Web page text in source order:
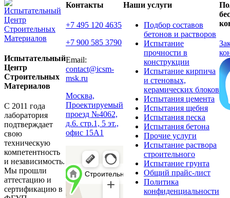
Испытательный
Центр
Строительных
Материалов
С 2011 года
лаборатория
подтверждает
свою
техническую
компетентность
и независимость.
Мы прошли
аттестацию и
сертификацию в
Контакты
+7 495 120 4635
+7 900 585 3790
Email:
contact@icsm-
msk.ru
Москва,
Проектируемый
проезд №4062,
д.6. стр.1, 5 эт.,
офис 15А1
Наши услуги
Подбор составов
бетонов и растворов
Испытание
прочности в
конструкции
Испытание кирпича
и стеновых,
керамических блоков
Испытания цемента
Испытания щебня
Испытания песка
Испытания бетона
Прочие услуги
Испытание раствора
строительного
Испытание грунта
Общий прайс-лист
Политика
конфиденциальности